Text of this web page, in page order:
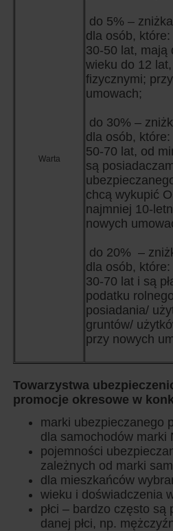
Warta
do 5% –
dla osób,
30-50 lat, mają
wieku do 12
fizycznymi;
umowach;
do 30% –
dla osób,
50-70 lat, od
są
chcą wykupić
najmniej 10-
nowych
do 20% –
dla osób,
30-70 lat i są
podatku
posiadania/
gruntów/
przy nowych
Towarzystwa
promocje okresowe w
marki ubezpieczanego
dla samochodów marki
pojemności
zależnych od marki
dla mieszkańców
wieku i doświadczenia
płci – bardzo często
danej płci, np.